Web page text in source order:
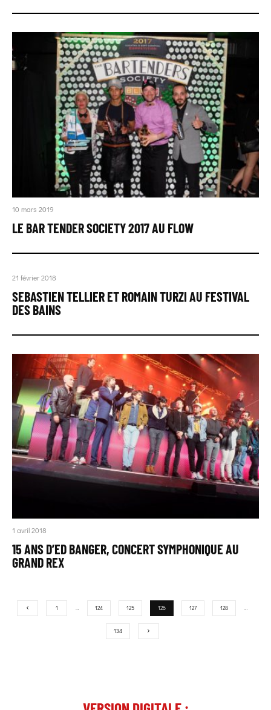
10 mars 2019
LE BAR TENDER SOCIETY 2017 AU FLOW
21 février 2018
SEBASTIEN TELLIER ET ROMAIN TURZI AU FESTIVAL
DES BAINS
1 avril 2018
15 ANS D’ED BANGER, CONCERT SYMPHONIQUE AU
GRAND REX
1 124 125 126 127 128
134